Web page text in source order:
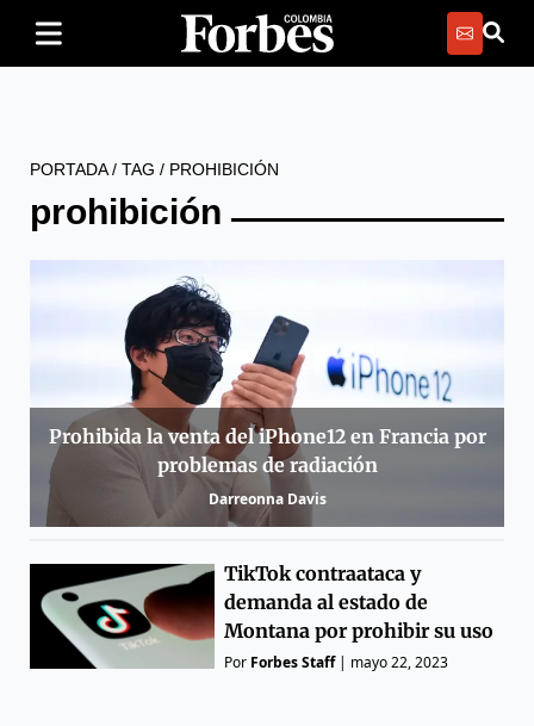
PORTADA/ TAG / PROHIBICIÓN
prohibición
Prohibida la venta del iPhone12 en Francia por
problemas de radiación
Darreonna Davis
TikTok contraataca y
demanda al estado de
Montana por prohibir su uso
Por Forbes Staff| mayo 22, 2023